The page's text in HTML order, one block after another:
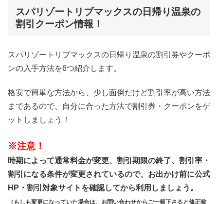
スパリゾートリブマックスの日帰り温泉の
割引クーポン情報！
スパリゾートリブマックスの日帰り温泉の割引券やクーポ
ンの入手方法を6つ紹介します。
格安で簡単な方法から、少し面倒だけど割引率が高い方法
まであるので、自分に合った方法で割引券・クーポンをゲ
ットしましょう！
※注意！
時期によって通常料金が変更、割引期限の終了、割引率・
割引になる条件が変更されているので、お出かけ前に公式
HP・割引対象サイトを確認してから利用しましょう。
（もしも変更になっていた場合は、お問い合わせからご一報下さると修正致